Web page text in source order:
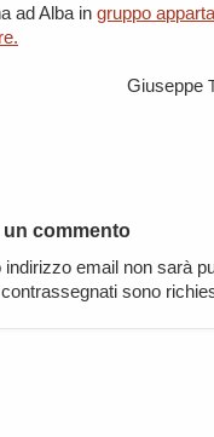
ad Alba in gruppo
Giuseppe
un commento
indirizzo email non sarà
sono